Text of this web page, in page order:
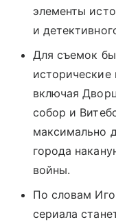
элементы
и
Для съемок
исторические
включая
собор и
максимально
города
войны.
По словам
сериала